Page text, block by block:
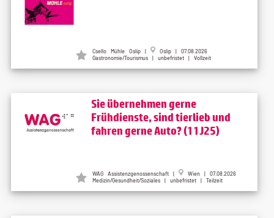
Csello Mühle Oslip |
Oslip | 07.08.2026
Gastronomie/Tourismus | unbefristet | Vollzeit
Sie übernehmen gerne
Frühdienste, sind tierlieb und
fahren gerne Auto? (11J25)
WAG Assistenzgenossenschaft |
Wien | 07.08.2026
Medizin/Gesundheit/Soziales | unbefristet | Teilzeit